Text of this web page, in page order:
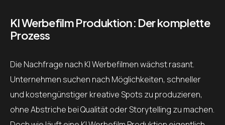
KI Werbefilm Produktion: Der komplette
Prozess
Die Nachfrage nach KI Werbefilmen wächst rasant.
Unternehmen suchen nach Möglichkeiten, schneller
und kostengünstiger kreative Spots zu produzieren,
ohne Abstriche bei Qualität oder Storytelling zu machen.